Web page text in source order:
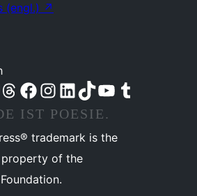
(engl.) ↗
besuchen
Konto besuchen
Unser Threads-Konto besuchen
Unsere Facebook-Seite besuchen
Unser Instagram-Konto besuchen
Unser LinkedIn-Konto besuchen
Unser TikTok-Konto besuchen
Unseren YouTube-Kanal besuchen
Unser Tumblr-Konto besuchen
IST POESIE.
trademark is the
of the